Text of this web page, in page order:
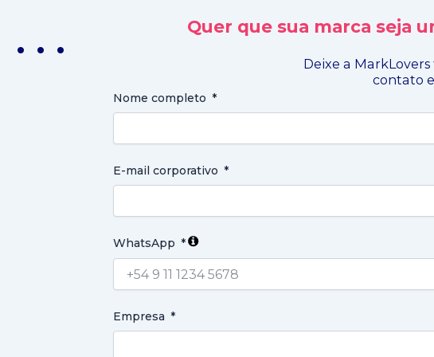
. . . Quer que sua marca seja
Deixe a
contato
Nome completo
E-mail corporativo
WhatsApp
Empresa